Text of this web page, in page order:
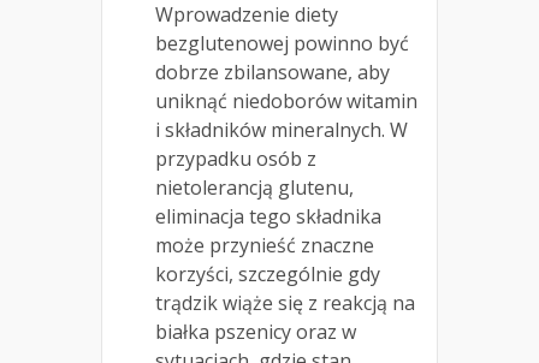
Wprowadzenie diety
bezglutenowej powinno być
dobrze zbilansowane, aby
uniknąć niedoborów witamin
i składników mineralnych. W
przypadku osób z
nietolerancją glutenu,
eliminacja tego składnika
może przynieść znaczne
korzyści, szczególnie gdy
trądzik wiąże się z reakcją na
białka pszenicy oraz w